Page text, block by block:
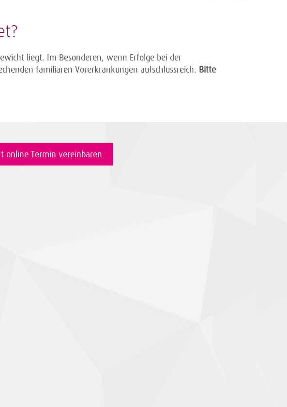
?
liegt. Im Besonderen, wenn Erfolge bei der
familiären Vorerkrankungen aufschlussreich. Bitte
online Termin vereinbaren